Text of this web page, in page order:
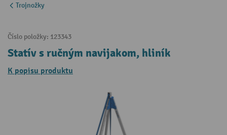
Trojnožky
Číslo položky: 123343
Statív s ručným navijakom, hliník
K popisu produktu